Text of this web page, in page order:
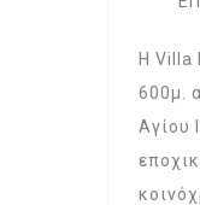
Η Villa
600μ.
Αγίου